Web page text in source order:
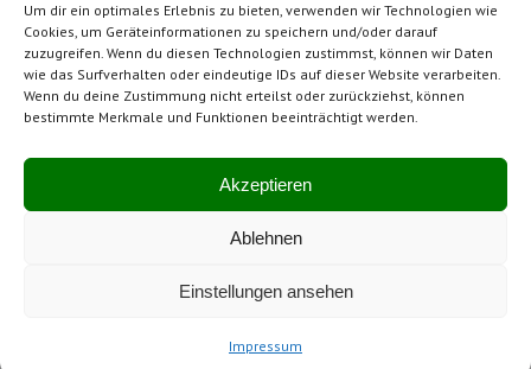
Um dir ein optimales Erlebnis zu bieten, verwenden wir Technologien wie
Cookies, um Geräteinformationen zu speichern und/oder darauf
zuzugreifen. Wenn du diesen Technologien zustimmst, können wir Daten
wie das Surfverhalten oder eindeutige IDs auf dieser Website verarbeiten.
Wenn du deine Zustimmung nicht erteilst oder zurückziehst, können
bestimmte Merkmale und Funktionen beeinträchtigt werden.
Akzeptieren
Ablehnen
Einstellungen ansehen
Impressum
Mitglied von SwissBeton